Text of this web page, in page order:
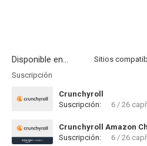
Disponible en...
Suscripción
Crunchyroll
Suscripción:
6 / 26
Crunchyroll Amazon
Suscripción:
6 / 26